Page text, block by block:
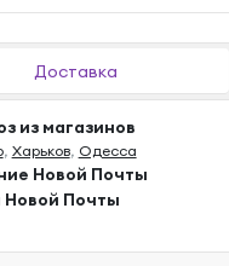
Доставка
из магазинов
, Харьков, Одесса
Новой Почты
Новой Почты